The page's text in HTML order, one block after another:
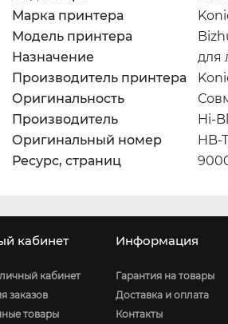
Марка принтера
Модель принтера
Назначение
для
Производитель принтера
Оригинальность
Производитель
Hi-
Оригинальный номер
HB-
Ресурс, страниц
кабинет
кабинет
заказов
товары
Информация
Гарантия на товары
Доставка и оплата
Контакты